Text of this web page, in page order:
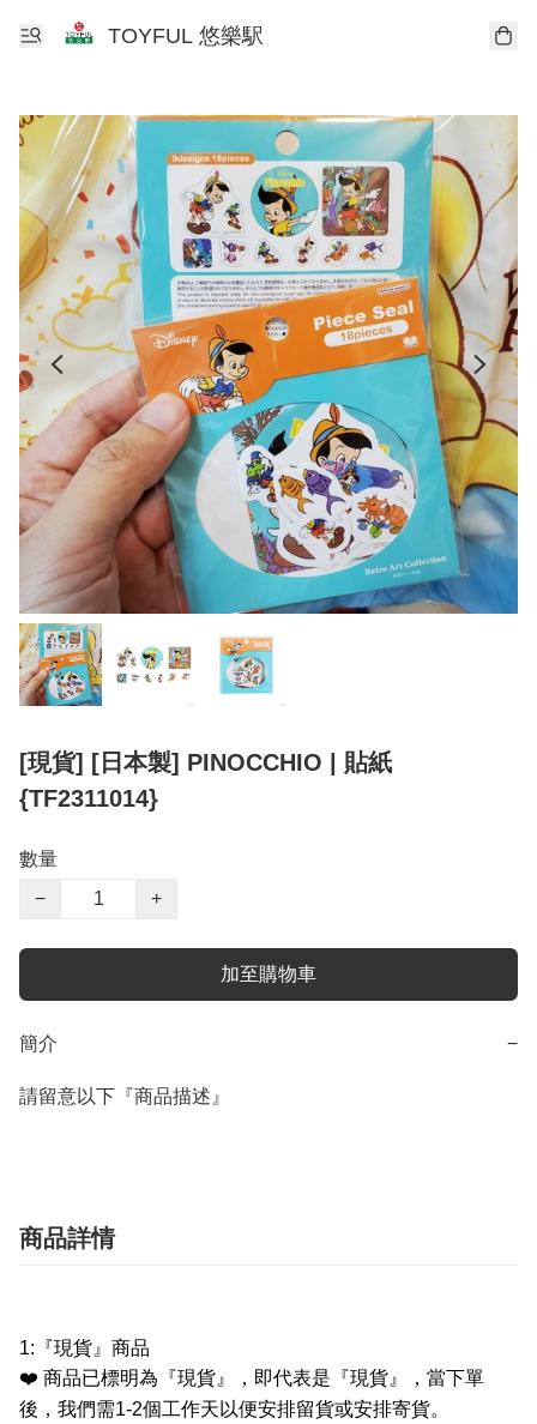
TOYFUL 悠樂駅
[現貨] [日本製] PINOCCHIO | 貼紙
{TF2311014}
數量
−
+
加至購物車
簡介 −
請留意以下『商品描述』
商品詳情
1: 『現貨』商品
❤️ 商品已標明為『現貨』，即代表是『現貨』，當下單
後，我們需1-2個工作天以便安排留貨或安排寄貨。